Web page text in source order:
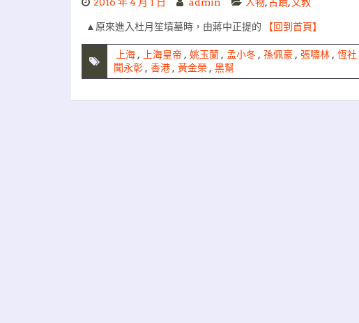
▲原來進入杜月笙墳墓時，由蔣中正提的 【回到首頁】
上海 , 上海皇帝 , 姚玉蘭 , 孟小冬 , 孫佩豪 , 張嘯林 , 恆社
聞永彰 , 香港 , 黃金榮 , 黑幫